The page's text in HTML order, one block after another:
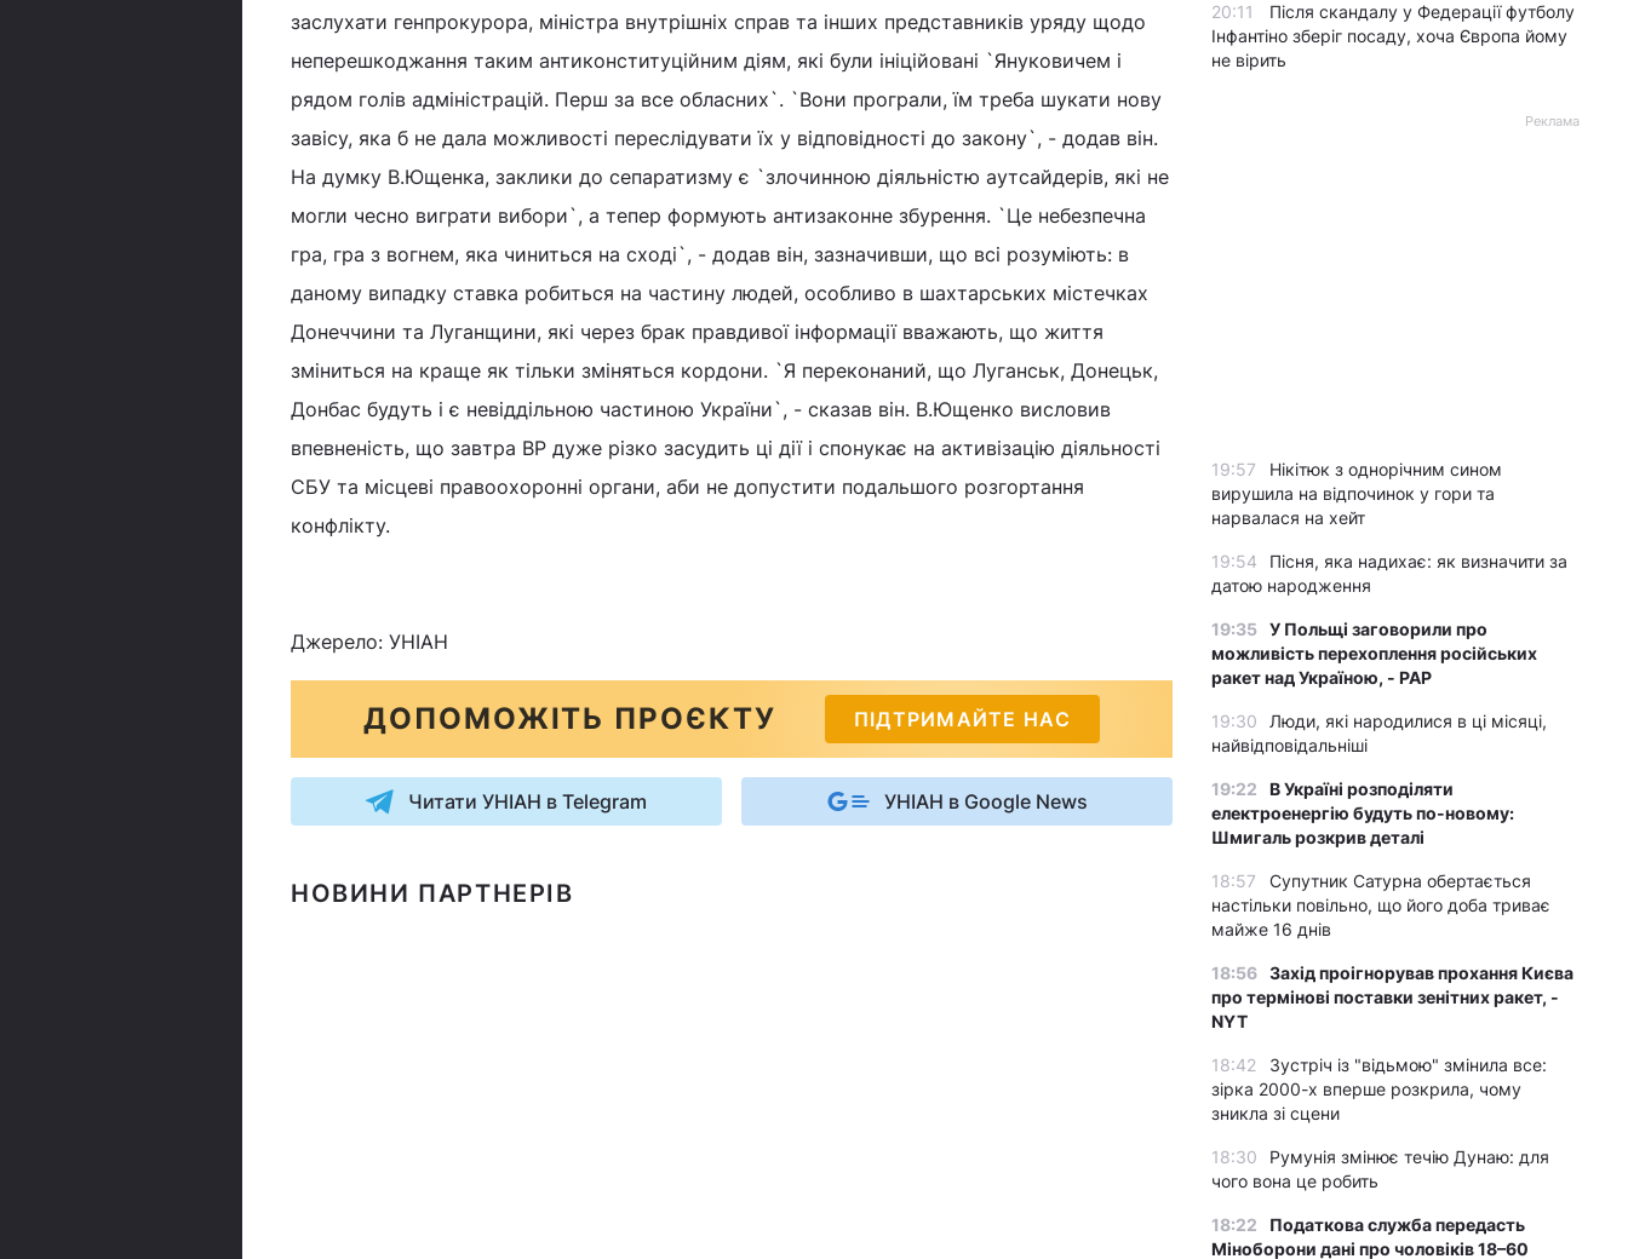
заслухати генпрокурора, міністра внутрішніх справ та інших представників уряду щодо
неперешкоджання таким антиконституційним діям, які були ініційовані `Януковичем і
рядом голів адміністрацій. Перш за все обласних`. `Вони програли, їм треба шукати нову
завісу, яка б не дала можливості переслідувати їх у відповідності до закону`, - додав він.
На думку В.Ющенка, заклики до сепаратизму є `злочинною діяльністю аутсайдерів, які не
могли чесно виграти вибори`, а тепер формують антизаконне збурення. `Це небезпечна
гра, гра з вогнем, яка чиниться на сході`, - додав він, зазначивши, що всі розуміють: в
даному випадку ставка робиться на частину людей, особливо в шахтарських містечках
Донеччини та Луганщини, які через брак правдивої інформації вважають, що життя
зміниться на краще як тільки зміняться кордони. `Я переконаний, що Луганськ, Донецьк,
Донбас будуть і є невіддільною частиною України`, - сказав він. В.Ющенко висловив
впевненість, що завтра ВР дуже різко засудить ці дії і спонукає на активізацію діяльності
СБУ та місцеві правоохоронні органи, аби не допустити подальшого розгортання
конфлікту.
Джерело: УНІАН
ДОПОМОЖІТЬ ПРОЄКТУ ПІДТРИМАЙТЕ НАС
Читати УНІАН в Telegram УНІАН в Google News
НОВИНИ ПАРТНЕРІВ
20:11
Після скандалу у Федерації футболу
Інфантіно зберіг посаду, хоча Європа йому
не вірить
Реклама
19:57
Нікітюк з однорічним сином
вирушила на відпочинок у гори та
нарвалася на хейт
19:54
Пісня, яка надихає: як визначити за
датою народження
19:35 У Польщі заговорили про
можливість перехоплення російських
ракет над Україною, - PAP
19:30
Люди, які народилися в ці місяці,
найвідповідальніші
19:22
В Україні розподіляти
електроенергію будуть по-новому:
Шмигаль розкрив деталі
18:57
Супутник Сатурна обертається
настільки повільно, що його доба триває
майже 16 днів
18:56 Захід проігнорував прохання Києва
про термінові поставки зенітних ракет, -
NYT
18:42
Зустріч із "відьмою" змінила все:
зірка 2000-х вперше розкрила, чому
зникла зі сцени
18:30
Румунія змінює течію Дунаю: для
чого вона це робить
18:22
Податкова служба передасть
Міноборони дані про чоловіків 18–60